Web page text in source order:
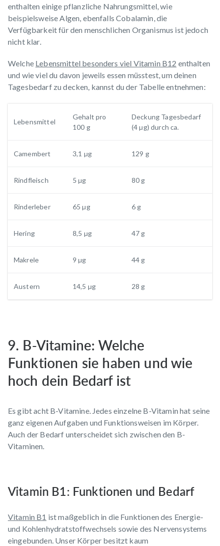
enthalten einige pflanzliche Nahrungsmittel, wie
beispielsweise Algen, ebenfalls Cobalamin, die
Verfügbarkeit für den menschlichen Organismus ist jedoch
nicht klar.
Welche Lebensmittel besonders viel Vitamin B12 enthalten
und wie viel du davon jeweils essen müsstest, um deinen
Tagesbedarf zu decken, kannst du der Tabelle entnehmen:
Lebensmittel
Gehalt pro
100 g
Deckung Tagesbedarf
(4 µg) durch ca.
Camembert 3,1 µg 129 g
Rindfleisch 5 µg 80 g
Rinderleber 65 µg 6 g
Hering 8,5 µg 47 g
Makrele 9 µg 44 g
Austern 14,5 µg 28 g
9. B-Vitamine: Welche
Funktionen sie haben und wie
hoch dein Bedarf ist
Es gibt acht B-Vitamine. Jedes einzelne B-Vitamin hat seine
ganz eigenen Aufgaben und Funktionsweisen im Körper.
Auch der Bedarf unterscheidet sich zwischen den B-
Vitaminen.
Vitamin B1: Funktionen und Bedarf
Vitamin B1 ist maßgeblich in die Funktionen des Energie-
und Kohlenhydratstoffwechsels sowie des Nervensystems
eingebunden. Unser Körper besitzt kaum